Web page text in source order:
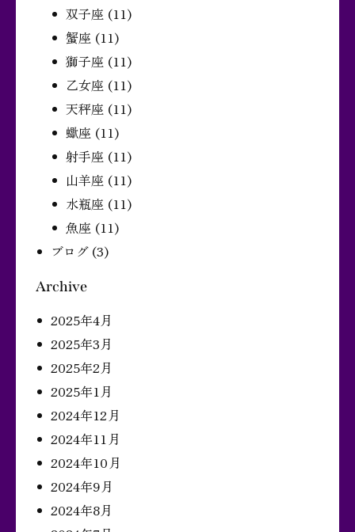
双子座 (11)
蟹座 (11)
獅子座 (11)
乙女座 (11)
天秤座 (11)
蠍座 (11)
射手座 (11)
山羊座 (11)
水瓶座 (11)
魚座 (11)
ブログ (3)
Archive
2025年4月
2025年3月
2025年2月
2025年1月
2024年12月
2024年11月
2024年10月
2024年9月
2024年8月